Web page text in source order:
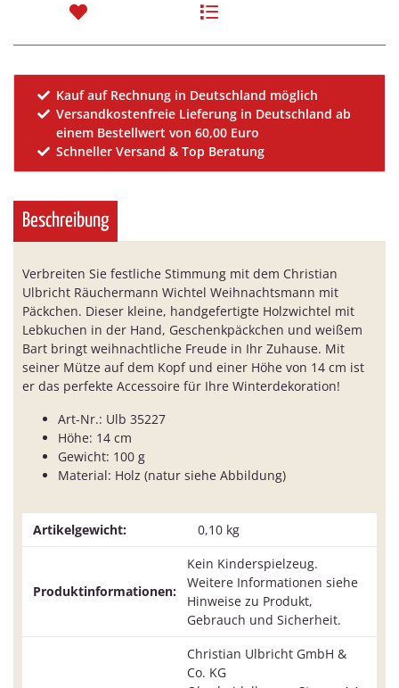
Kauf auf Rechnung in Deutschland möglich
Versandkostenfreie Lieferung in Deutschland ab
einem Bestellwert von 60,00 Euro
Schneller Versand & Top Beratung
Beschreibung
Verbreiten Sie festliche Stimmung mit dem Christian
Ulbricht Räuchermann Wichtel Weihnachtsmann mit
Päckchen. Dieser kleine, handgefertigte Holzwichtel mit
Lebkuchen in der Hand, Geschenkpäckchen und weißem
Bart bringt weihnachtliche Freude in Ihr Zuhause. Mit
seiner Mütze auf dem Kopf und einer Höhe von 14 cm ist
er das perfekte Accessoire für Ihre Winterdekoration!
Art-Nr.: Ulb 35227
Höhe: 14 cm
Gewicht: 100 g
Material: Holz (natur siehe Abbildung)
Artikelgewicht: 0,10 kg
Produktinformationen:
Kein Kinderspielzeug.
Weitere Informationen siehe
Hinweise zu Produkt,
Gebrauch und Sicherheit.
Christian Ulbricht GmbH &
Co. KG